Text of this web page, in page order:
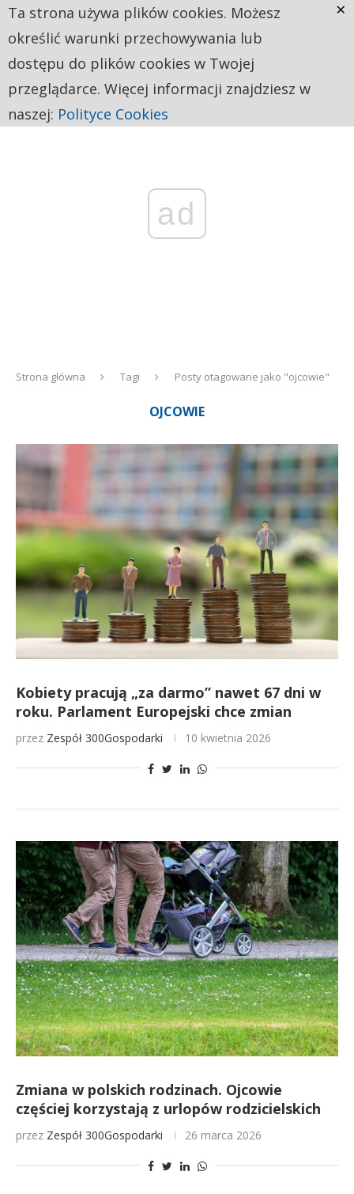
ad
Strona główna Tagi Posty otagowane jako "ojcowie"
OJCOWIE
Kobiety pracują „za darmo” nawet 67 dni w
roku. Parlament Europejski chce zmian
przez Zespół 300Gospodarki 10 kwietnia 2026
Zmiana w polskich rodzinach. Ojcowie
częściej korzystają z urlopów rodzicielskich
przez Zespół 300Gospodarki 26 marca 2026
Ta strona używa plików cookies. Możesz
określić warunki przechowywania lub
dostępu do plików cookies w Twojej
przeglądarce. Więcej informacji znajdziesz w
naszej: Polityce Cookies
×